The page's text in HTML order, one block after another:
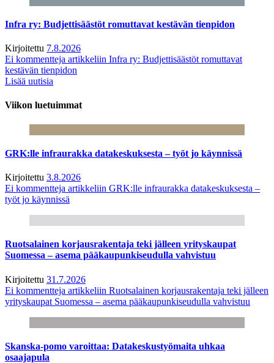
Infra ry: Budjettisäästöt romuttavat kestävän tienpidon
Kirjoitettu 7.8.2026
Ei kommentteja artikkeliin Infra ry: Budjettisäästöt romuttavat
kestävän tienpidon
Lisää uutisia
Viikon luetuimmat
GRK:lle infraurakka datakeskuksesta – työt jo käynnissä
Kirjoitettu 3.8.2026
Ei kommentteja artikkeliin GRK:lle infraurakka datakeskuksesta –
työt jo käynnissä
Ruotsalainen korjausrakentaja teki jälleen yrityskaupat
Suomessa – asema pääkaupunkiseudulla vahvistuu
Kirjoitettu 31.7.2026
Ei kommentteja artikkeliin Ruotsalainen korjausrakentaja teki jälleen
yrityskaupat Suomessa – asema pääkaupunkiseudulla vahvistuu
Skanska-pomo varoittaa: Datakeskustyömaita uhkaa
osaajapula